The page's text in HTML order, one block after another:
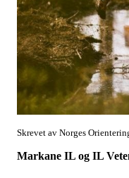
Skrevet av Norges
Markane IL og IL